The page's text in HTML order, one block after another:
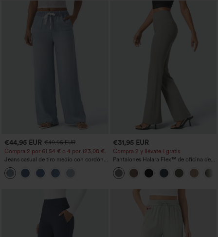
€44,95 EUR €49,95 EUR
Compra 2 por 61,54 € o 4 por 123,08 €.
Jeans casual de tiro medio con cordón y
bolsillos
€31,95 EUR
Compra 2 y llévate 1 gratis
Pantalones Halara Flex™ de oficina de
tiro alto ligeramente acampanados con
bolsillos